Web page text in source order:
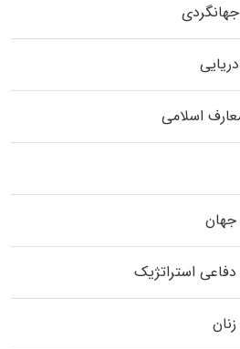
اسلامی
جهان
استراتژیک